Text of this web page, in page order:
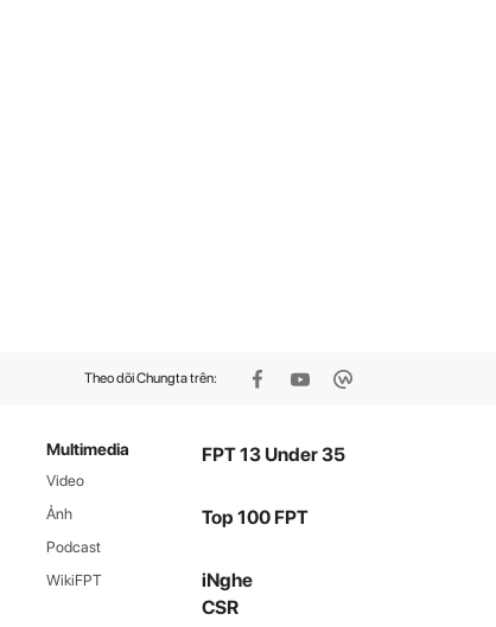
Theo dõi Chungta trên:
Multimedia
Video
Ảnh
Podcast
WikiFPT
FPT 13 Under 35
Top 100 FPT
iNghe
CSR